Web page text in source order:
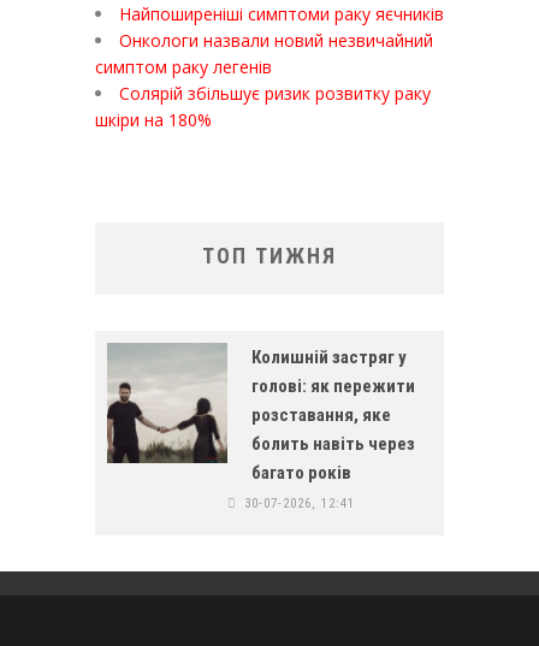
Найпоширеніші симптоми раку яєчників
Онкологи назвали новий незвичайний
симптом раку легенів
Солярій збільшує ризик розвитку раку
шкіри на 180%
ТОП ТИЖНЯ
Колишній застряг у
голові: як пережити
розставання, яке
болить навіть через
багато років
30-07-2026, 12:41